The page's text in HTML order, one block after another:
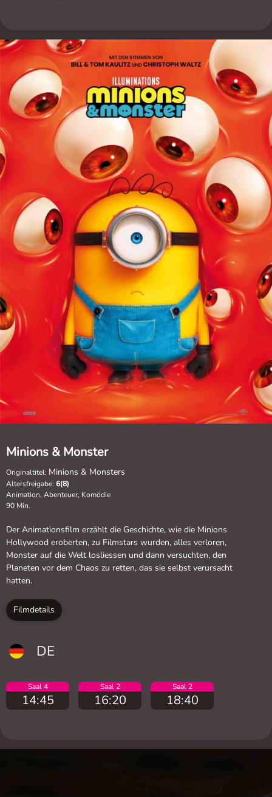
Minions & Monster
Originaltitel: Minions & Monsters
Altersfreigabe: 6(8)
Animation, Abenteuer, Komödie
90 Min.
Der Animationsfilm erzählt die Geschichte, wie die Minions
Hollywood eroberten, zu Filmstars wurden, alles verloren,
Monster auf die Welt losliessen und dann versuchten, den
Planeten vor dem Chaos zu retten, das sie selbst verursacht
hatten.
Filmdetails
DE
Saal 4
14:45
Saal 2
16:20
Saal 2
18:40